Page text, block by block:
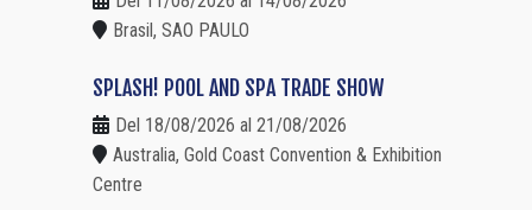
Brasil, SAO PAULO
SPLASH! POOL AND SPA TRADE SHOW
Del 18/08/2026 al 21/08/2026
Australia, Gold Coast Convention & Exhibition
Centre